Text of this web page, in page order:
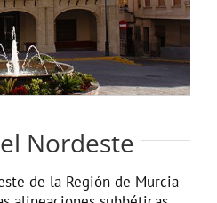
Nordeste
de la Región de Murcia